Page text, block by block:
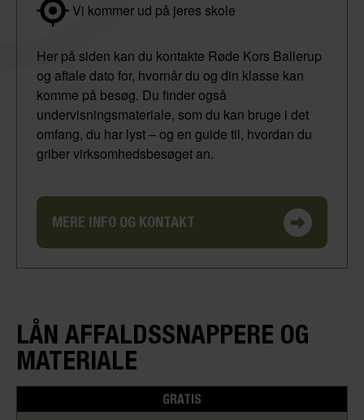
Vi kommer ud på jeres skole
Her på siden kan du kontakte Røde Kors Ballerup
og aftale dato for, hvornår du og din klasse kan
komme på besøg. Du finder også
undervisningsmateriale, som du kan bruge i det
omfang, du har lyst – og en guide til, hvordan du
griber virksomhedsbesøget an.
MERE INFO OG KONTAKT
LÅN AFFALDSSNAPPERE OG
MATERIALE
GRATIS